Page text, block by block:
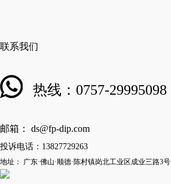
联系我们
热线：0757-29995098
邮箱： ds@fp-dip.com
投诉电话：13827729263
地址： 广东·佛山·顺德·陈村镇岗北工业区成业三路3号